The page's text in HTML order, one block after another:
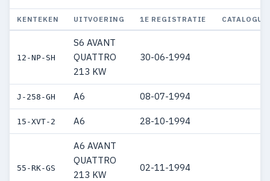
KENTEKEN UITVOERING 1E REGISTRATIE
12-NP-SH
S6 AVANT
QUATTRO
213 KW
30-06-1994
J-258-GH A6 08-07-1994
15-XVT-2 A6 28-10-1994
55-RK-GS
A6 AVANT
QUATTRO
213 KW
02-11-1994